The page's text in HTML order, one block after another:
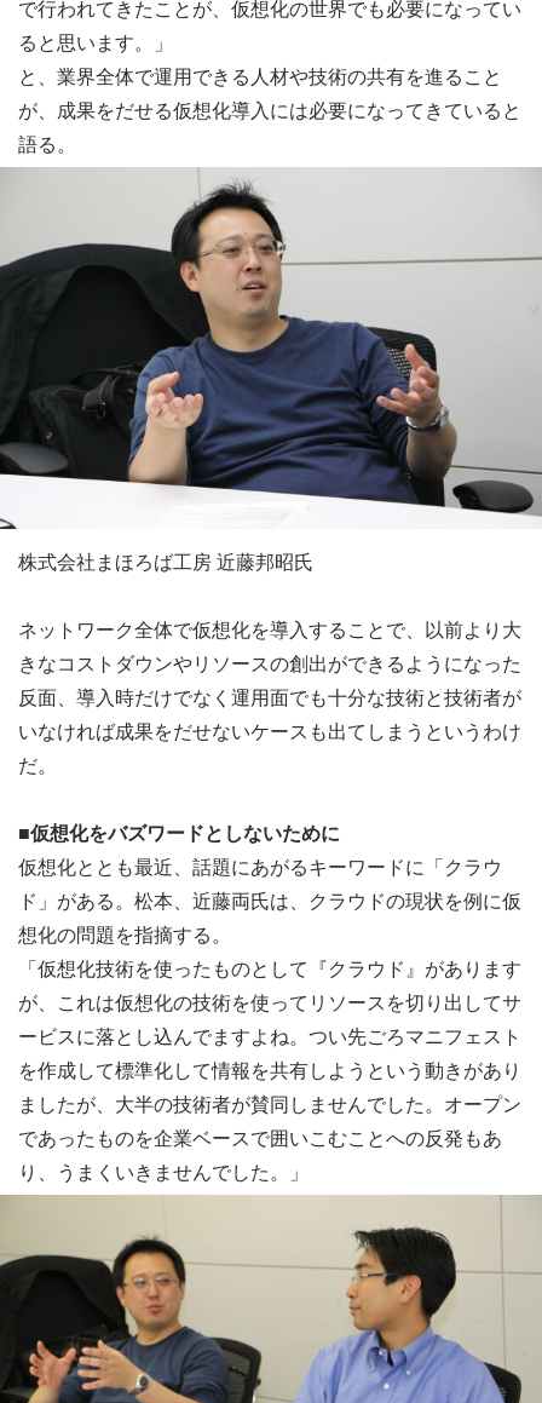
で行われてきたことが、仮想化の世界でも必要になってい
ると思います。」
と、業界全体で運用できる人材や技術の共有を進ること
が、成果をだせる仮想化導入には必要になってきていると
語る。
株式会社まほろば工房 近藤邦昭氏
ネットワーク全体で仮想化を導入することで、以前より大
きなコストダウンやリソースの創出ができるようになった
反面、導入時だけでなく運用面でも十分な技術と技術者が
いなければ成果をだせないケースも出てしまうというわけ
だ。
■仮想化をバズワードとしないために
仮想化ととも最近、話題にあがるキーワードに「クラウ
ド」がある。松本、近藤両氏は、クラウドの現状を例に仮
想化の問題を指摘する。
「仮想化技術を使ったものとして『クラウド』があります
が、これは仮想化の技術を使ってリソースを切り出してサ
ービスに落とし込んでますよね。つい先ごろマニフェスト
を作成して標準化して情報を共有しようという動きがあり
ましたが、大半の技術者が賛同しませんでした。オープン
であったものを企業ベースで囲いこむことへの反発もあ
り、うまくいきませんでした。」